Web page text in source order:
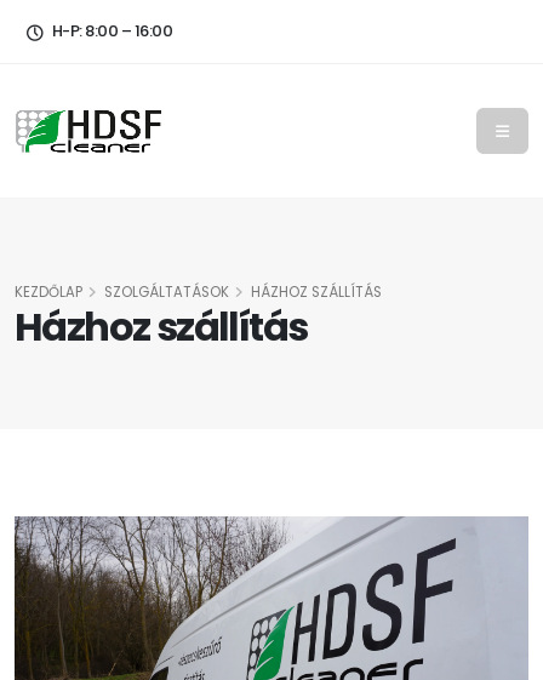
H-P: 8:00 – 16:00
Házhoz szállítás
KEZDŐLAP SZOLGÁLTATÁSOK HÁZHOZ SZÁLLÍTÁS